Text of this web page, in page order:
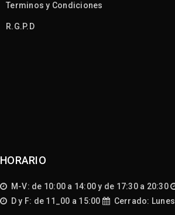
Terminos y Condiciones
R.G.P.D
HORARIO
M-V: de 10:00 a 14:00 y de 17:30 a 20:30
D y F: de 11_00 a 15:00
Cerrado: Lunes